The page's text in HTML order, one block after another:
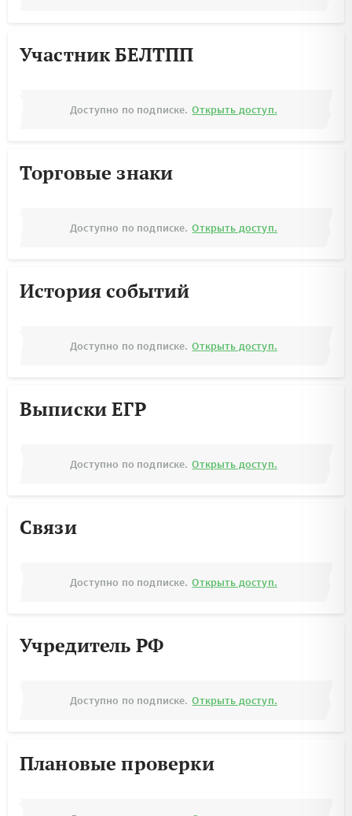
Участник БЕЛТПП
Доступно по подписке. Открыть доступ.
Торговые знаки
Доступно по подписке. Открыть доступ.
История событий
Доступно по подписке. Открыть доступ.
Выписки ЕГР
Доступно по подписке. Открыть доступ.
Связи
Доступно по подписке. Открыть доступ.
Учредитель РФ
Доступно по подписке. Открыть доступ.
Плановые проверки